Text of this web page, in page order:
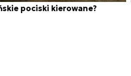
pociski kierowane?